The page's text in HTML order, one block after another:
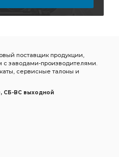
поставщик продукции,
с заводами-производителями.
сервисные талоны и
СБ-ВС выходной